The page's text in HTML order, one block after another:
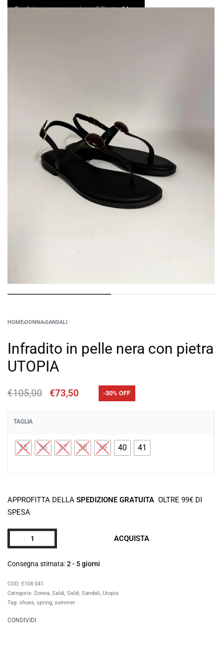
Spedizione express e resi possibili entro 14 gg
HOME›DONNA›SANDALI
Infradito in pelle nera con pietra
UTOPIA
€105,00 €73,50 -30% OFF
TAGLIA
35 36 37 38 39 40 41
APPROFITTA DELLA SPEDIZIONE GRATUITA OLTRE 99€ DI
SPESA
ACQUISTA
Consegna stimata:2 - 5 giorni
E108 041
Categorie: Donna, Saldi, Saldi, Sandali, Utopia
Tag: shoes, spring, summer
CONDIVIDI